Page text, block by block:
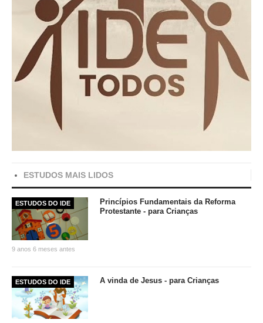
ESTUDOS MAIS LIDOS
ESTUDOS DO IDE
9 anos 6 meses antes
Princípios Fundamentais da Reforma
Protestante - para Crianças
ESTUDOS DO IDE A vinda de Jesus - para Crianças